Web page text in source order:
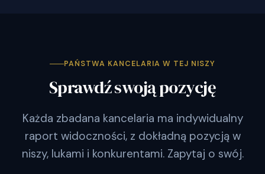
PAŃSTWA KANCELARIA W TEJ NISZY
Sprawdź swoją pozycję
Każda zbadana kancelaria ma indywidualny
raport widoczności, z dokładną pozycją w
niszy, lukami i konkurentami. Zapytaj o swój.